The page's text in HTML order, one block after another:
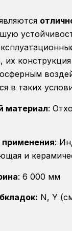
их
в таких
материал:
:
и
: 6 000 мм
N, Y